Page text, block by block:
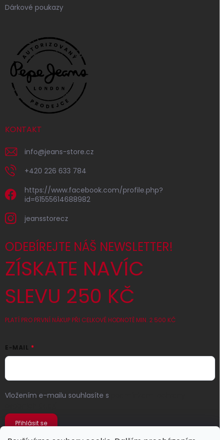
Dárkové poukazy
KONTAKT
info@jeans-store.cz
+420 226 633 784
https://www.facebook.com/profile.php?
id=61555614688982
jeansstorecz
ODEBÍREJTE NÁŠ NEWSLETTER!
ZÍSKATE NAVÍC
SLEVU 250 KČ
PLATÍ PRO PRVNÍ NÁKUP PŘI CELKOVÉ HODNOTĚ MIN. 2 500 KČ
E-MAIL
Vložením e-mailu souhlasíte s
Přihlásit se